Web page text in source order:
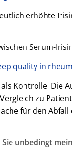
erhöhte
Serum-
quality in
Kontrolle.
zu
für den
unbedingt